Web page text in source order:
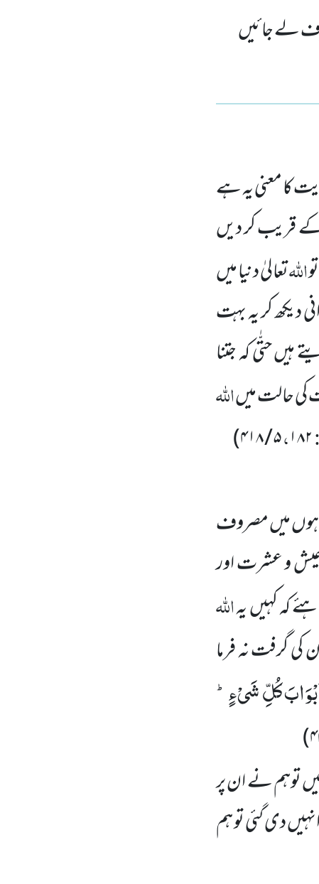
لے جائیں
کا معنی یہ ہے
کے قریب کر دیں
اللہتعالیٰ دنیا میں
دیکھ کر یہ بہت
ہیں حتّٰی کہ جتنا
کی حالت میںاللہ
۱۸۲،۵/۴۱۸)
میں مصروف
عیش و عشرت اور
کہ کہیں یہاللہ
کی گرفت نہ فرما
كُلِّ شَیْءٍؕ-
)
توہم نے ان پر
دی گئی تو ہم